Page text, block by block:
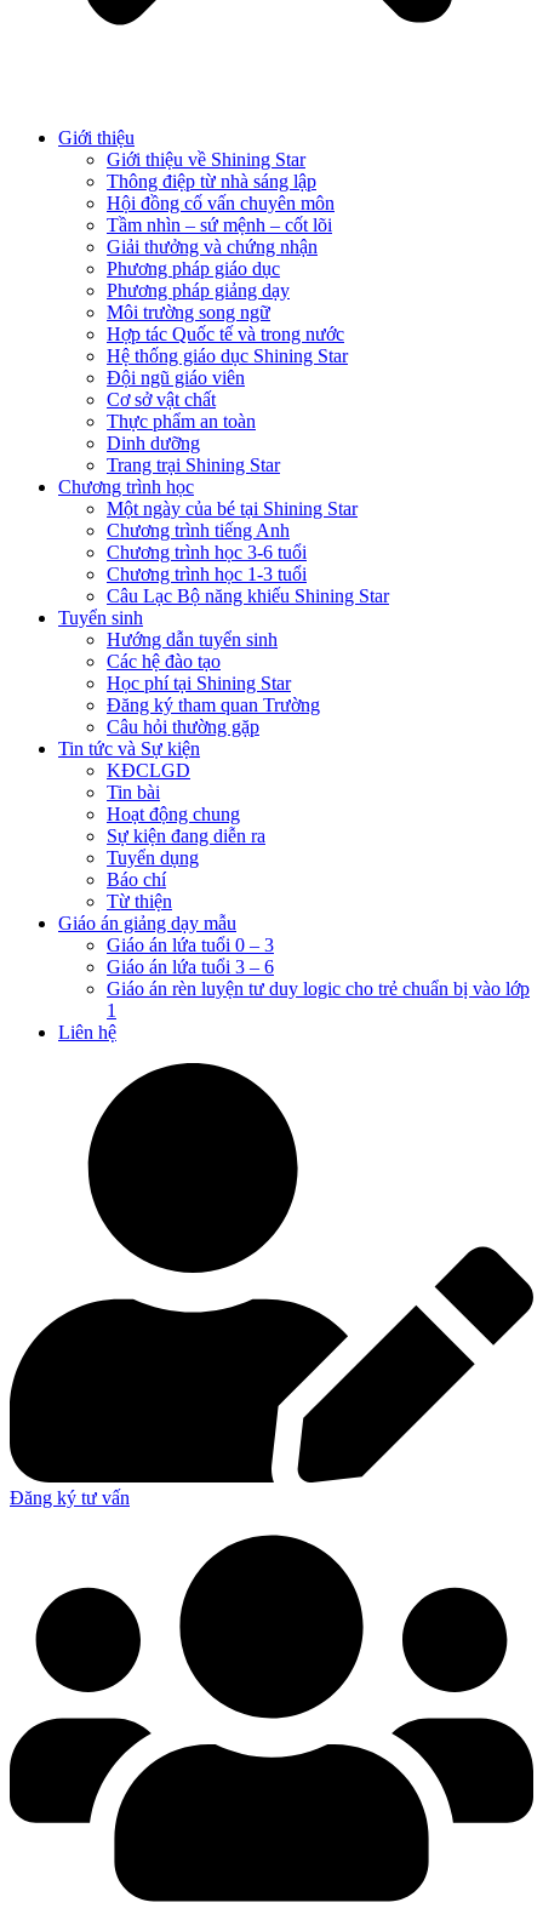
Giới thiệu
Giới thiệu về Shining Star
Thông điệp từ nhà sáng lập
Hội đồng cố vấn chuyên môn
Tầm nhìn – sứ mệnh – cốt lõi
Giải thưởng và chứng nhận
Phương pháp giáo dục
Phương pháp giảng dạy
Môi trường song ngữ
Hợp tác Quốc tế và trong nước
Hệ thống giáo dục Shining Star
Đội ngũ giáo viên
Cơ sở vật chất
Thực phẩm an toàn
Dinh dưỡng
Trang trại Shining Star
Chương trình học
Một ngày của bé tại Shining Star
Chương trình tiếng Anh
Chương trình học 3-6 tuổi
Chương trình học 1-3 tuổi
Câu Lạc Bộ năng khiếu Shining Star
Tuyển sinh
Hướng dẫn tuyển sinh
Các hệ đào tạo
Học phí tại Shining Star
Đăng ký tham quan Trường
Câu hỏi thường gặp
Tin tức và Sự kiện
KĐCLGD
Tin bài
Hoạt động chung
Sự kiện đang diễn ra
Tuyển dụng
Báo chí
Từ thiện
Giáo án giảng dạy mẫu
Giáo án lứa tuổi 0 – 3
Giáo án lứa tuổi 3 – 6
Giáo án rèn luyện tư duy logic cho trẻ chuẩn bị vào lớp
1
Liên hệ
Đăng ký tư vấn